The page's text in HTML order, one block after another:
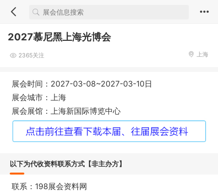
2027慕尼黑上海光博会
2365关注 上海
展会时间：2027-03-08~2027-03-10日
展会城市：上海
展会展馆：上海新国际博览中心
以下为代收资料联系方式【非主办方】
联系：198展会资料网